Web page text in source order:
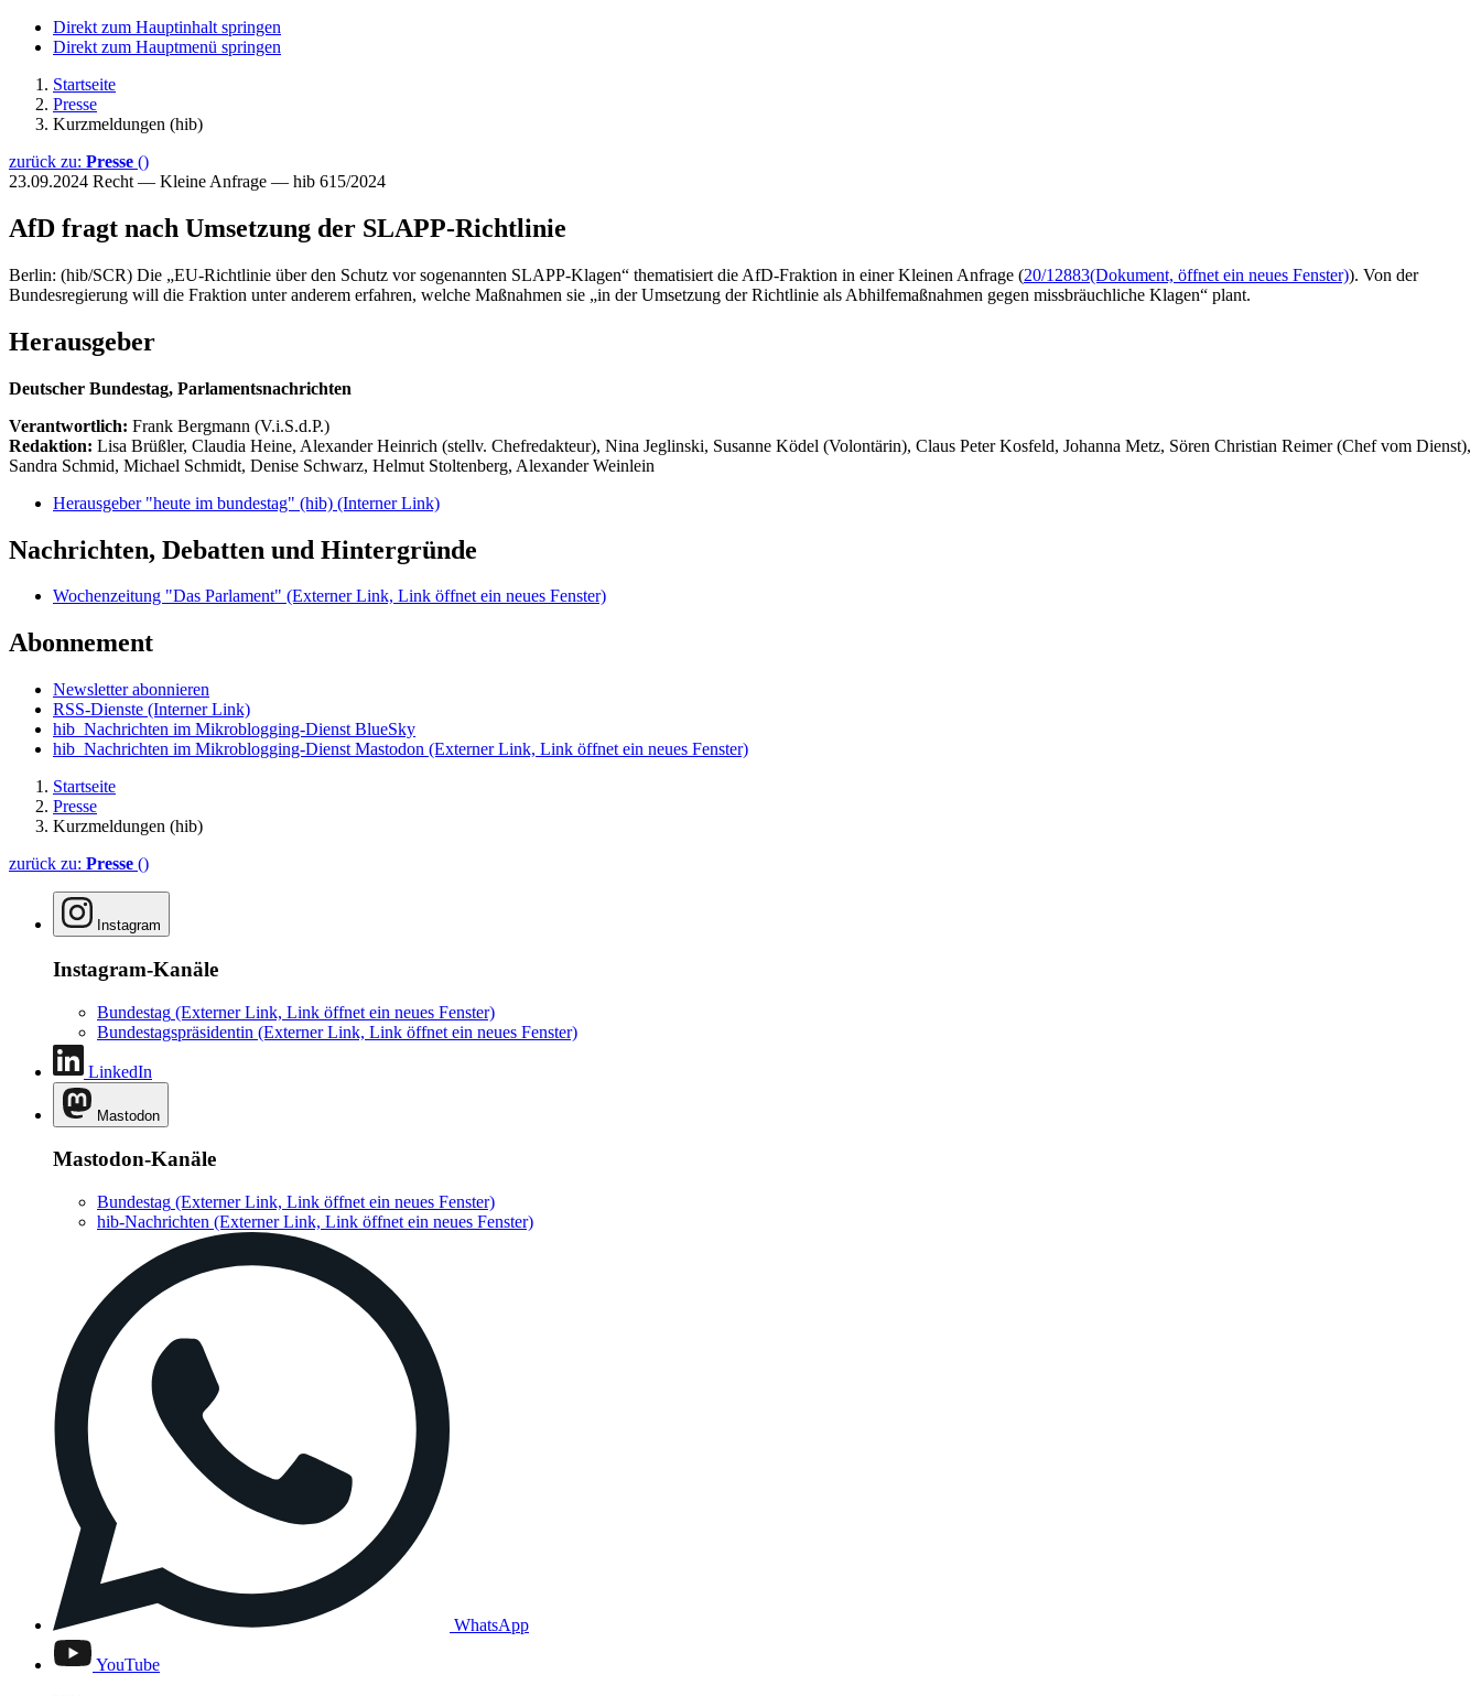
Direkt zum Hauptinhalt springen
Direkt zum Hauptmenü springen
Startseite
Presse
Kurzmeldungen (hib)
zurück zu: Presse ()
23.09.2024 Recht — Kleine Anfrage — hib 615/2024
AfD fragt nach Umsetzung der SLAPP-Richtlinie
Berlin: (hib/SCR) Die „EU-Richtlinie über den Schutz vor sogenannten SLAPP-Klagen“ thematisiert die AfD-Fraktion in einer Kleinen Anfrage (20/12883(Dokument, öffnet ein neues Fenster)). Von der
Bundesregierung will die Fraktion unter anderem erfahren, welche Maßnahmen sie „in der Umsetzung der Richtlinie als Abhilfemaßnahmen gegen missbräuchliche Klagen“ plant.
Herausgeber
Deutscher Bundestag, Parlamentsnachrichten
Verantwortlich: Frank Bergmann (V.i.S.d.P.)
Redaktion: Lisa Brüßler, Claudia Heine, Alexander Heinrich (stellv. Chefredakteur), Nina Jeglinski, Susanne Ködel (Volontärin), Claus Peter Kosfeld, Johanna Metz, Sören Christian Reimer (Chef vom Dienst),
Sandra Schmid, Michael Schmidt, Denise Schwarz, Helmut Stoltenberg, Alexander Weinlein
Herausgeber "heute im bundestag" (hib) (Interner Link)
Nachrichten, Debatten und Hintergründe
Wochenzeitung "Das Parlament" (Externer Link, Link öffnet ein neues Fenster)
Abonnement
Newsletter abonnieren
RSS-Dienste (Interner Link)
hib_Nachrichten im Mikroblogging-Dienst BlueSky
hib_Nachrichten im Mikroblogging-Dienst Mastodon (Externer Link, Link öffnet ein neues Fenster)
Startseite
Presse
Kurzmeldungen (hib)
zurück zu: Presse ()
Instagram
Instagram-Kanäle
Bundestag (Externer Link, Link öffnet ein neues Fenster)
Bundestagspräsidentin (Externer Link, Link öffnet ein neues Fenster)
LinkedIn
Mastodon
Mastodon-Kanäle
Bundestag (Externer Link, Link öffnet ein neues Fenster)
hib-Nachrichten (Externer Link, Link öffnet ein neues Fenster)
WhatsApp
YouTube